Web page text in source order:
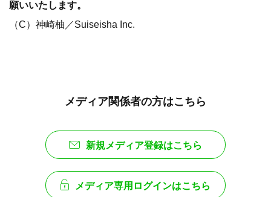
願いいたします。
（C）神崎柚／Suiseisha Inc.
メディア関係者の方はこちら
新規メディア登録はこちら
メディア専用ログインはこちら